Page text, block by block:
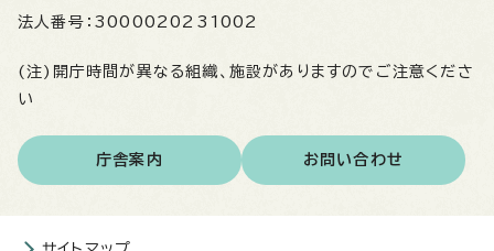
法人番号： 3000020231002
(注)開庁時間が異なる組織、施設がありますのでご注意くださ
い
庁舎案内 お問い合わせ